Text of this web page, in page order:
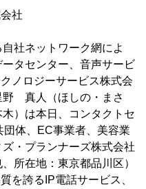
社
社ネットワーク網によ
タセンター、音声サービ
ノロジーサービス株式会
真人（ほしの・まさ
）は本日、コンタクトセ
体、EC事業者、美容業
・プランナーズ株式会社
所在地：東京都品川区）
を誇るIP電話サービス、